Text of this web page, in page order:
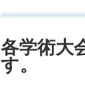
各学術大
す。